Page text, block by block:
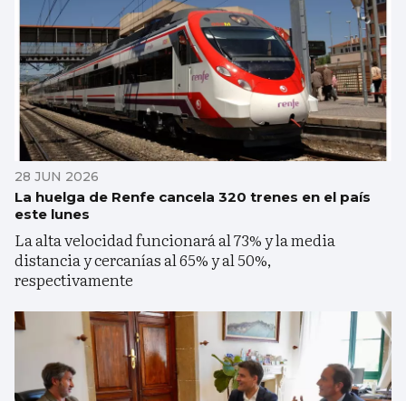
28 JUN 2026
La huelga de Renfe cancela 320 trenes en el país
este lunes
La alta velocidad funcionará al 73% y la media
distancia y cercanías al 65% y al 50%,
respectivamente